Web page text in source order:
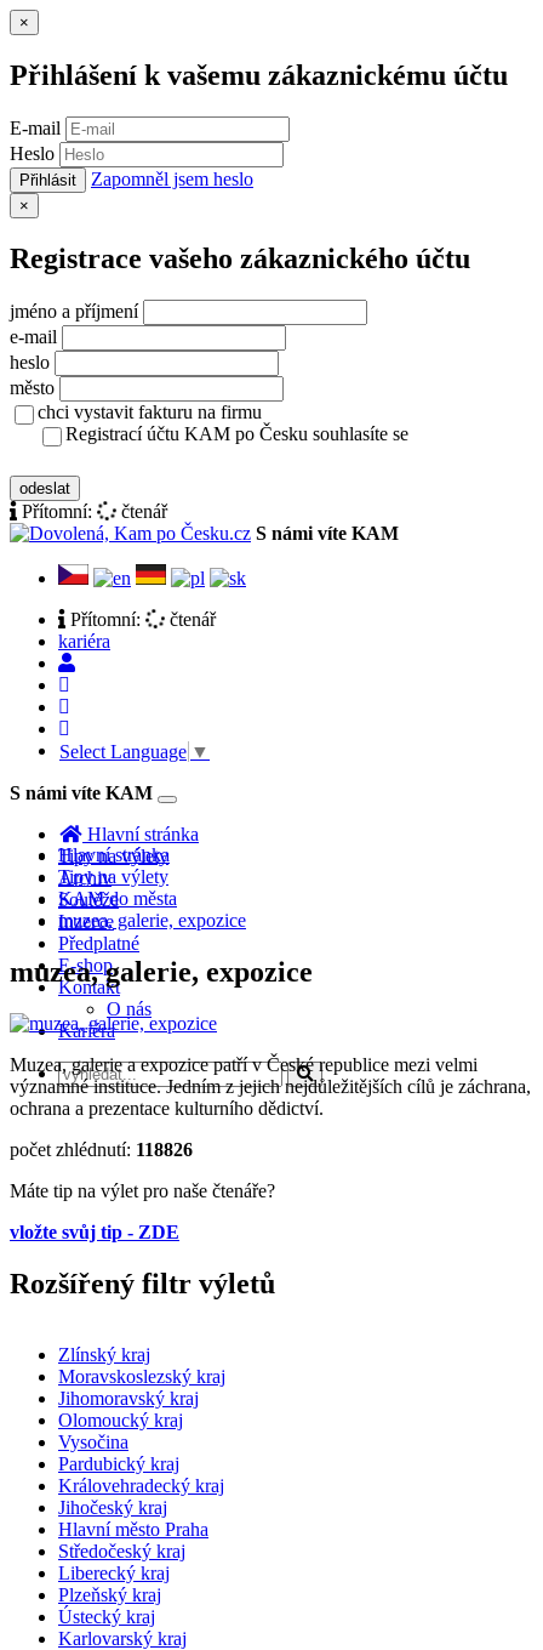
×
Přihlášení k vašemu zákaznickému účtu
E-mail
Heslo
Přihlásit Zapomněl jsem heslo
×
Registrace vašeho zákaznického účtu
jméno a příjmení
e-mail
heslo
město
chci vystavit fakturu na firmu
Registrací účtu KAM po Česku souhlasíte se
odeslat
Přítomní:
čtenář
S námi víte KAM
Přítomní:
čtenář
kariéra
Select Language ▼
S námi víte KAM
Toggle
navigation
Hlavní stránka
Tipy na výlety
Archiv
Soutěže
Inzerce
Předplatné
E-shop
Kontakt
O nás
Kariéra
Hlavní stránka
Tipy na výlety
KAM do města
muzea, galerie, expozice
muzea, galerie, expozice
Muzea, galerie a expozice patří v České republice mezi velmi
významné instituce. Jedním z jejich nejdůležitějších cílů je záchrana,
ochrana a prezentace kulturního dědictví.
počet zhlédnutí: 118826
Máte tip na výlet pro naše čtenáře?
vložte svůj tip - ZDE
Rozšířený filtr výletů
Zlínský kraj
Moravskoslezský kraj
Jihomoravský kraj
Olomoucký kraj
Vysočina
Pardubický kraj
Královehradecký kraj
Jihočeský kraj
Hlavní město Praha
Středočeský kraj
Liberecký kraj
Plzeňský kraj
Ústecký kraj
Karlovarský kraj